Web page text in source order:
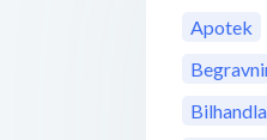
Apotek